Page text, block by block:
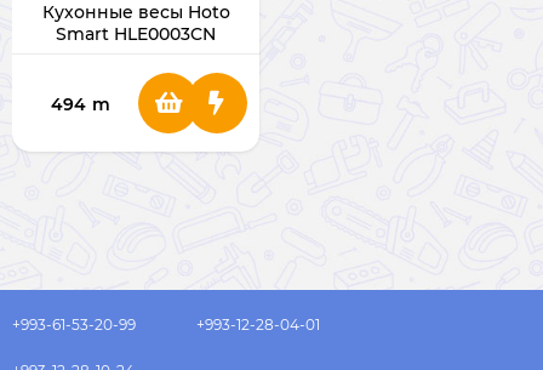
Кухонные весы Hoto
Smart HLE0003CN
494 m
+993-61-53-20-99 +993-12-28-04-01